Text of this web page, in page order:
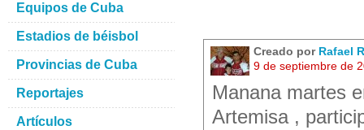
Creado por Rafael
9 de septiembre de
Manana martes
Artemisa ,
Equipos de Cuba
Estadios de béisbol
Provincias de Cuba
Reportajes
Artículos